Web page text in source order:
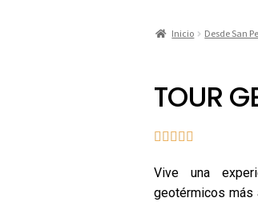
Inicio Desde San
TOUR
    
Vive una
geotérmicos más